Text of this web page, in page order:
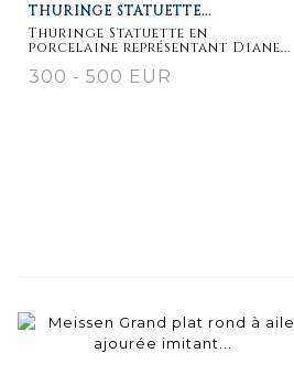
THURINGE STATUETTE...
Thuringe Statuette en
porcelaine représentant Diane...
300 - 500 EUR